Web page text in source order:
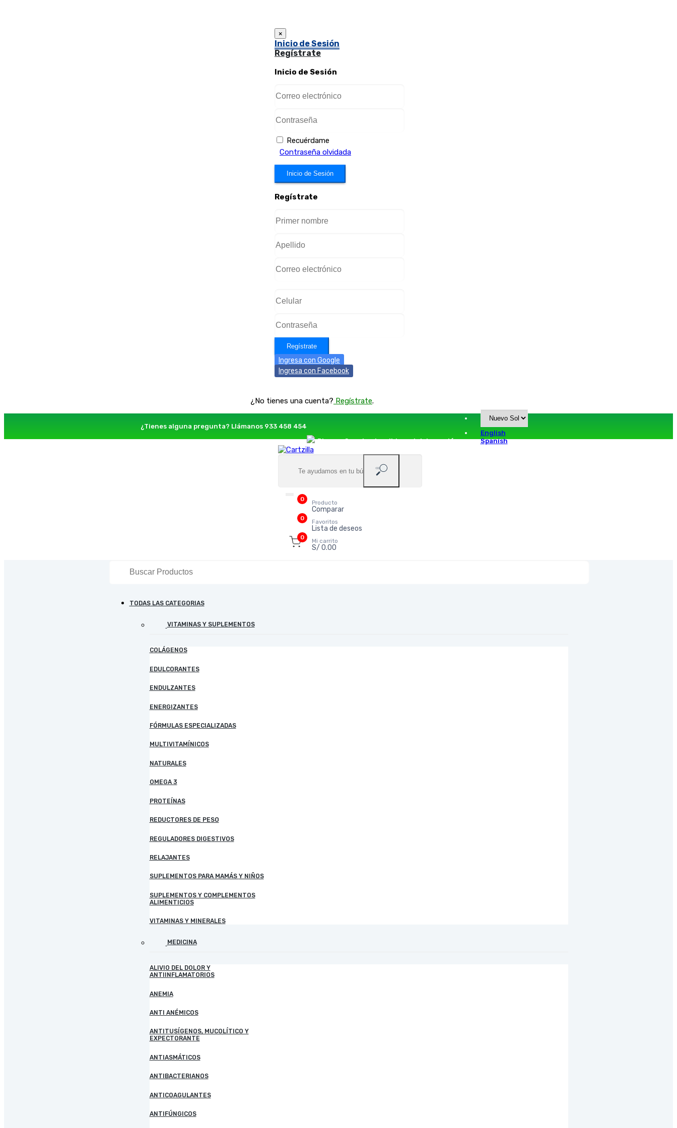
×
Inicio de Sesión
Regístrate
Inicio de Sesión
Recuérdame
Contraseña olvidada
Inicio de Sesión
Regístrate
Regístrate
Ingresa con Google
Ingresa con Facebook
¿No tienes una cuenta? Regístrate.
¿Tienes alguna pregunta? Llámanos 933 458 454
Blog
Seguir mi pedido Iniciar sesión
English
Spanish
0 Producto
Comparar
0 Favoritos
Lista de deseos
0 Mi carrito
S/ 0.00
TODAS LAS CATEGORIAS
VITAMINAS Y SUPLEMENTOS
COLÁGENOS
EDULCORANTES
ENDULZANTES
ENERGIZANTES
FÓRMULAS ESPECIALIZADAS
MULTIVITAMÍNICOS
NATURALES
OMEGA 3
PROTEÍNAS
REDUCTORES DE PESO
REGULADORES DIGESTIVOS
RELAJANTES
SUPLEMENTOS PARA MAMÁS Y NIÑOS
SUPLEMENTOS Y COMPLEMENTOS
ALIMENTICIOS
VITAMINAS Y MINERALES
MEDICINA
ALIVIO DEL DOLOR Y
ANTIINFLAMATORIOS
ANEMIA
ANTI ANÉMICOS
ANTITUSÍGENOS, MUCOLÍTICO Y
EXPECTORANTE
ANTIASMÁTICOS
ANTIBACTERIANOS
ANTICOAGULANTES
ANTIFÚNGICOS